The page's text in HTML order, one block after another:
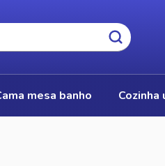
cama mesa banho